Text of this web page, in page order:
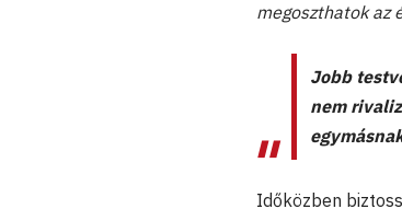
megoszthatok az
Jobb
nem
Időközben